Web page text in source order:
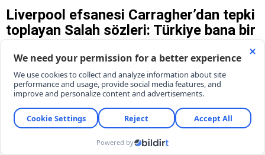
Liverpool efsanesi Carragher’dan tepki
toplayan Salah sözleri: Türkiye bana bir
seviye fazla düşük geliyor